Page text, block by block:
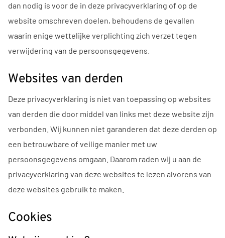
dan nodig is voor de in deze privacyverklaring of op de
website omschreven doelen, behoudens de gevallen
waarin enige wettelijke verplichting zich verzet tegen
verwijdering van de persoonsgegevens.
Websites van derden
Deze privacyverklaring is niet van toepassing op websites
van derden die door middel van links met deze website zijn
verbonden. Wij kunnen niet garanderen dat deze derden op
een betrouwbare of veilige manier met uw
persoonsgegevens omgaan. Daarom raden wij u aan de
privacyverklaring van deze websites te lezen alvorens van
deze websites gebruik te maken.
Cookies